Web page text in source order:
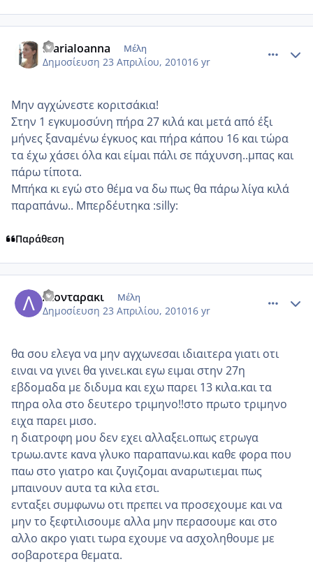
MariaIoanna Μέλη
Δημοσίευση 23 Απριλίου, 201016 yr
Μην αγχώνεστε κοριτσάκια!
Στην 1 εγκυμοσύνη πήρα 27 κιλά και μετά από έξι
μήνες ξαναμένω έγκυος και πήρα κάπου 16 και τώρα
τα έχω χάσει όλα και είμαι πάλι σε πάχυνση..μπας και
πάρω τίποτα.
Μπήκα κι εγώ στο θέμα να δω πως θα πάρω λίγα κιλά
παραπάνω.. Μπερδέυτηκα :silly:
Παράθεση
Λιονταρακι Μέλη
Δημοσίευση 23 Απριλίου, 201016 yr
θα σου ελεγα να μην αγχωνεσαι ιδιαιτερα γιατι οτι
ειναι να γινει θα γινει.και εγω ειμαι στην 27η
εβδομαδα με διδυμα και εχω παρει 13 κιλα.και τα
πηρα ολα στο δευτερο τριμηνο!!στο πρωτο τριμηνο
ειχα παρει μισο.
η διατροφη μου δεν εχει αλλαξει.οπως ετρωγα
τρωω.αντε κανα γλυκο παραπανω.και καθε φορα που
παω στο γιατρο και ζυγιζομαι αναρωτιεμαι πως
μπαινουν αυτα τα κιλα ετσι.
ενταξει συμφωνω οτι πρεπει να προσεχουμε και να
μην το ξεφτιλισουμε αλλα μην περασουμε και στο
αλλο ακρο γιατι τωρα εχουμε να ασχοληθουμε με
σοβαροτερα θεματα.